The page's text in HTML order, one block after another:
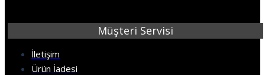
Müşteri Servisi
İletişim
Ürün İadesi